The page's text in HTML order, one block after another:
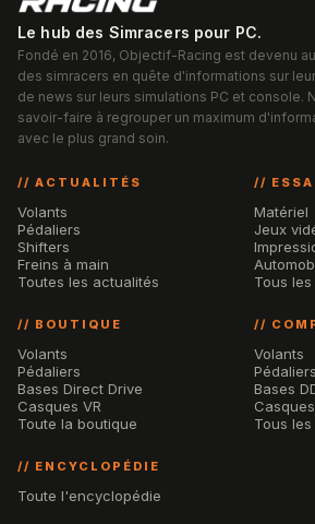
Le hub des Simracers pour PC.
Fondé en 2016, Objectif-Racing est devenu
des simracers en quête d'informations sur
de news sur leurs simulations PC et console.
savoir-faire à regrouper un maximum
avec le plus grand soin.
// ACTUALITÉS
Volants
Pédaliers
Shifters
Freins à main
Toutes les actualités
//
Matériel
Jeux
Tous
// BOUTIQUE
Volants
Pédaliers
Bases Direct Drive
Casques VR
Toute la boutique
//
Volants
Pédaliers
Bases
Tous
// ENCYCLOPÉDIE
Toute l'encyclopédie